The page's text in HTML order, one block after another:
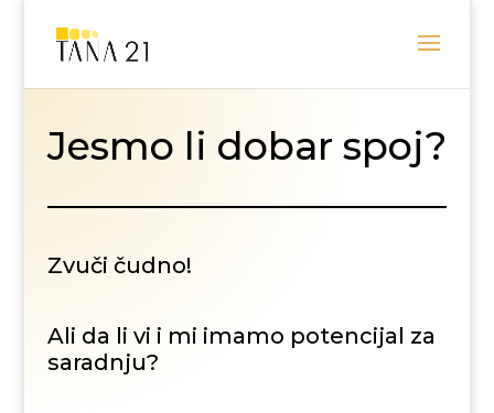
Jesmo li dobar spoj?
Zvuči čudno!
Ali da li vi i mi imamo potencijal za
saradnju?